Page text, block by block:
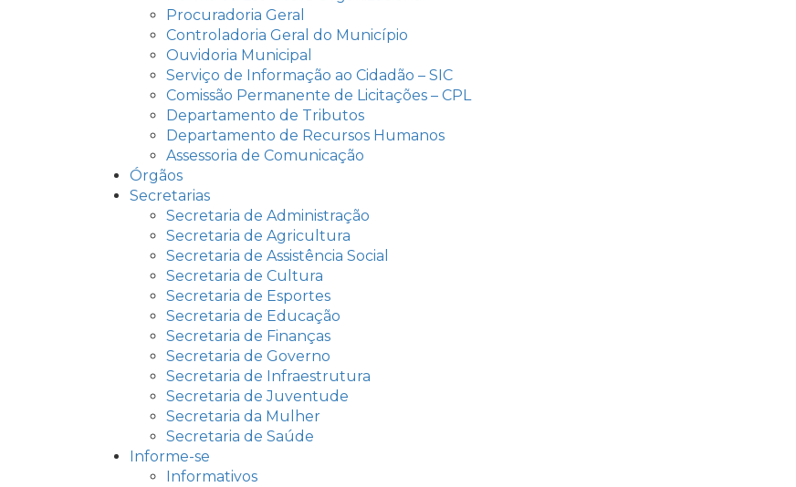
Procuradoria Geral
Controladoria Geral do Município
Ouvidoria Municipal
Serviço de Informação ao Cidadão – SIC
Comissão Permanente de Licitações – CPL
Departamento de Tributos
Departamento de Recursos Humanos
Assessoria de Comunicação
Órgãos
Secretarias
Secretaria de Administração
Secretaria de Agricultura
Secretaria de Assistência Social
Secretaria de Cultura
Secretaria de Esportes
Secretaria de Educação
Secretaria de Finanças
Secretaria de Governo
Secretaria de Infraestrutura
Secretaria de Juventude
Secretaria da Mulher
Secretaria de Saúde
Informe-se
Informativos